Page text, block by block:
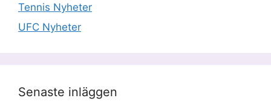
Tennis Nyheter
UFC Nyheter
Senaste inläggen